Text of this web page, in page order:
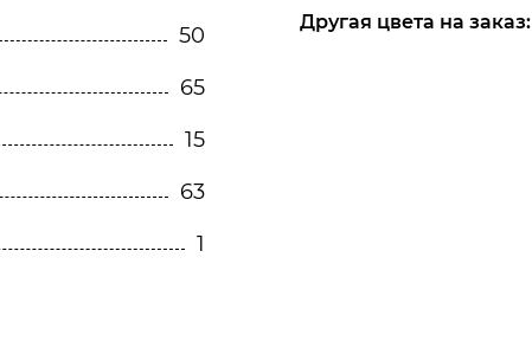
50
65
15
63
1
Другая цвета на заказ: